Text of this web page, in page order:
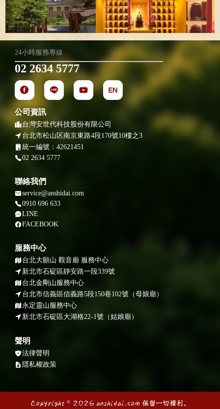
24小時服務專線
02 2634 5777
公司資訊
台灣安世代科技股份有限公司
台北市松山区南京東路4段170號10樓之3
統一編號：42621451
02 2634 5777
聯絡我們
service@anshidai.com
0910 696 633
LINE
FACEBOOK
服務中心
台北大願山 觀音廟 服務中心
新北市石碇區靜安路一段339號
台北金剛山服務中心
台北市信義區信義路5段150巷102號（母娘廟）
永定靈山服務中心
新北市石碇區大湖格22-1號（姑娘廟）
聲明
法律聲明
隱私權政策
Copyright © 2026 anshidai.com 保留一切權利。